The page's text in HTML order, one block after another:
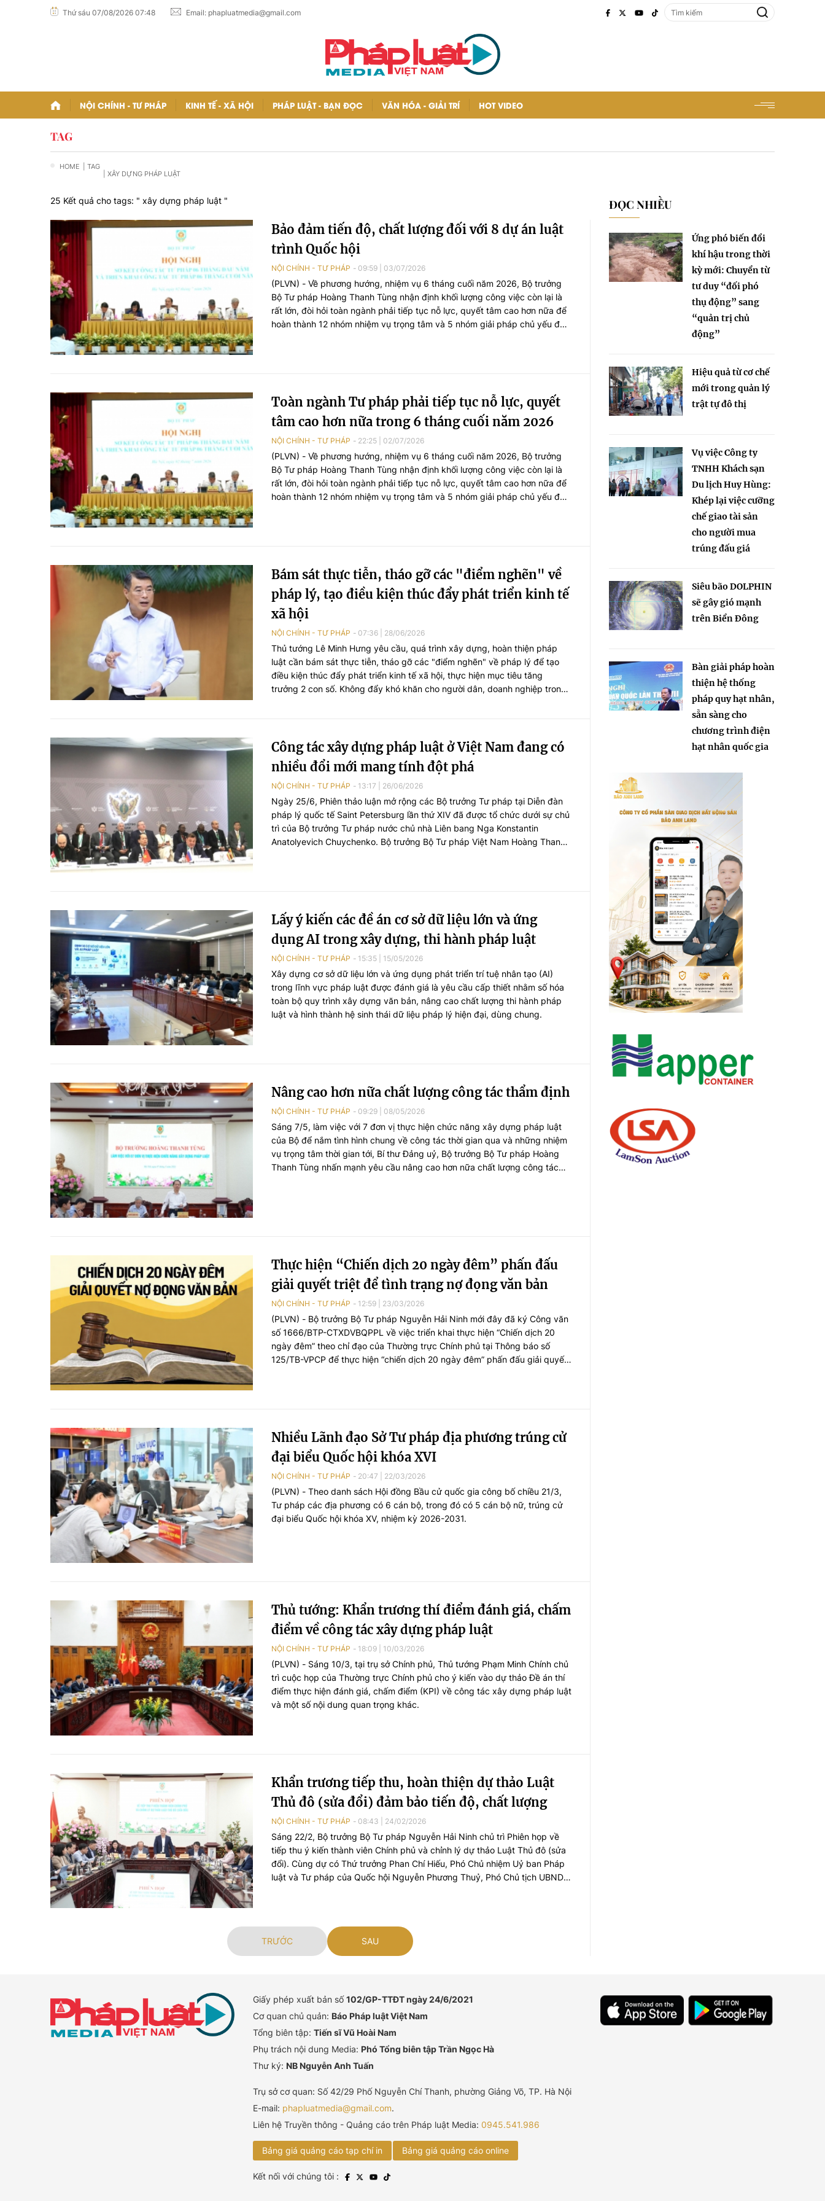
Thứ sáu 07/08/2026 07:48 Email: phapluatmedia@gmail.com
NỘI CHÍNH - TƯ PHÁP KINH TẾ - XÃ HỘI PHÁP LUẬT - BẠN ĐỌC VĂN HÓA - GIẢI TRÍ HOT VIDEO
TAG
HOME
| TAG
| XÂY DỰNG PHÁP LUẬT
25 Kết quả cho tags: " xây dựng pháp luật "
Bảo đảm tiến độ, chất lượng đối với 8 dự án luật
trình Quốc hội
NỘI CHÍNH - TƯ PHÁP 09:59 03/07/2026
(PLVN) - Về phương hướng, nhiệm vụ 6 tháng cuối năm 2026, Bộ trưởng
Bộ Tư pháp Hoàng Thanh Tùng nhận định khối lượng công việc còn lại là
rất lớn, đòi hỏi toàn ngành phải tiếp tục nỗ lực, quyết tâm cao hơn nữa để
hoàn thành 12 nhóm nhiệm vụ trọng tâm và 5 nhóm giải pháp chủ yếu đã
Toàn ngành Tư pháp phải tiếp tục nỗ lực, quyết
tâm cao hơn nữa trong 6 tháng cuối năm 2026
NỘI CHÍNH - TƯ PHÁP 22:25 02/07/2026
(PLVN) - Về phương hướng, nhiệm vụ 6 tháng cuối năm 2026, Bộ trưởng
Bộ Tư pháp Hoàng Thanh Tùng nhận định khối lượng công việc còn lại là
rất lớn, đòi hỏi toàn ngành phải tiếp tục nỗ lực, quyết tâm cao hơn nữa để
hoàn thành 12 nhóm nhiệm vụ trọng tâm và 5 nhóm giải pháp chủ yếu đã
Bám sát thực tiễn, tháo gỡ các "điểm nghẽn" về
pháp lý, tạo điều kiện thúc đẩy phát triển kinh tế
xã hội
NỘI CHÍNH - TƯ PHÁP 07:36 28/06/2026
Thủ tướng Lê Minh Hưng yêu cầu, quá trình xây dựng, hoàn thiện pháp
luật cần bám sát thực tiễn, tháo gỡ các "điểm nghẽn" về pháp lý để tạo
điều kiện thúc đẩy phát triển kinh tế xã hội, thực hiện mục tiêu tăng
trưởng 2 con số. Không đẩy khó khăn cho người dân, doanh nghiệp trong
Công tác xây dựng pháp luật ở Việt Nam đang có
nhiều đổi mới mang tính đột phá
NỘI CHÍNH - TƯ PHÁP 13:17 26/06/2026
Ngày 25/6, Phiên thảo luận mở rộng các Bộ trưởng Tư pháp tại Diễn đàn
pháp lý quốc tế Saint Petersburg lần thứ XIV đã được tổ chức dưới sự chủ
trì của Bộ trưởng Tư pháp nước chủ nhà Liên bang Nga Konstantin
Anatolyevich Chuychenko. Bộ trưởng Bộ Tư pháp Việt Nam Hoàng Thanh
Lấy ý kiến các đề án cơ sở dữ liệu lớn và ứng
dụng AI trong xây dựng, thi hành pháp luật
NỘI CHÍNH - TƯ PHÁP 15:35 15/05/2026
Xây dựng cơ sở dữ liệu lớn và ứng dụng phát triển trí tuệ nhân tạo (AI)
trong lĩnh vực pháp luật được đánh giá là yêu cầu cấp thiết nhằm số hóa
toàn bộ quy trình xây dựng văn bản, nâng cao chất lượng thi hành pháp
luật và hình thành hệ sinh thái dữ liệu pháp lý hiện đại, dùng chung.
Nâng cao hơn nữa chất lượng công tác thẩm định
NỘI CHÍNH - TƯ PHÁP 09:29 08/05/2026
Sáng 7/5, làm việc với 7 đơn vị thực hiện chức năng xây dựng pháp luật
của Bộ để nắm tình hình chung về công tác thời gian qua và những nhiệm
vụ trọng tâm thời gian tới, Bí thư Đảng uỷ, Bộ trưởng Bộ Tư pháp Hoàng
Thanh Tùng nhấn mạnh yêu cầu nâng cao hơn nữa chất lượng công tác
Thực hiện “Chiến dịch 20 ngày đêm” phấn đấu
giải quyết triệt để tình trạng nợ đọng văn bản
NỘI CHÍNH - TƯ PHÁP 12:59 23/03/2026
(PLVN) - Bộ trưởng Bộ Tư pháp Nguyễn Hải Ninh mới đây đã ký Công văn
số 1666/BTP-CTXDVBQPPL về việc triển khai thực hiện “Chiến dịch 20
ngày đêm” theo chỉ đạo của Thường trực Chính phủ tại Thông báo số
125/TB-VPCP để thực hiện “chiến dịch 20 ngày đêm” phấn đấu giải quyết
Nhiều Lãnh đạo Sở Tư pháp địa phương trúng cử
đại biểu Quốc hội khóa XVI
NỘI CHÍNH - TƯ PHÁP 20:47 22/03/2026
(PLVN) - Theo danh sách Hội đồng Bầu cử quốc gia công bố chiều 21/3,
Tư pháp các địa phương có 6 cán bộ, trong đó có 5 cán bộ nữ, trúng cử
đại biểu Quốc hội khóa XV, nhiệm kỳ 2026-2031.
Thủ tướng: Khẩn trương thí điểm đánh giá, chấm
điểm về công tác xây dựng pháp luật
NỘI CHÍNH - TƯ PHÁP 18:09 10/03/2026
(PLVN) - Sáng 10/3, tại trụ sở Chính phủ, Thủ tướng Phạm Minh Chính chủ
trì cuộc họp của Thường trực Chính phủ cho ý kiến vào dự thảo Đề án thí
điểm thực hiện đánh giá, chấm điểm (KPI) về công tác xây dựng pháp luật
và một số nội dung quan trọng khác.
Khẩn trương tiếp thu, hoàn thiện dự thảo Luật
Thủ đô (sửa đổi) đảm bảo tiến độ, chất lượng
NỘI CHÍNH - TƯ PHÁP 08:43 24/02/2026
Sáng 22/2, Bộ trưởng Bộ Tư pháp Nguyễn Hải Ninh chủ trì Phiên họp về
tiếp thu ý kiến thành viên Chính phủ và chỉnh lý dự thảo Luật Thủ đô (sửa
đổi). Cùng dự có Thứ trưởng Phan Chí Hiếu, Phó Chủ nhiệm Uỷ ban Pháp
luật và Tư pháp của Quốc hội Nguyễn Phương Thuỷ, Phó Chủ tịch UBND
TRƯỚC SAU
ĐỌC NHIỀU
Ứng phó biến đổi
khí hậu trong thời
kỳ mới: Chuyển từ
tư duy “đối phó
thụ động” sang
“quản trị chủ
động”
Hiệu quả từ cơ chế
mới trong quản lý
trật tự đô thị
Vụ việc Công ty
TNHH Khách sạn
Du lịch Huy Hùng:
Khép lại việc cưỡng
chế giao tài sản
cho người mua
trúng đấu giá
Siêu bão DOLPHIN
sẽ gây gió mạnh
trên Biển Đông
Bàn giải pháp hoàn
thiện hệ thống
pháp quy hạt nhân,
sẵn sàng cho
chương trình điện
hạt nhân quốc gia
Giấy phép xuất bản số102/GP-TTĐT ngày 24/6/2021
Cơ quan chủ quản: Báo Pháp luật Việt Nam
Tổng biên tập: Tiến sĩ Vũ Hoài Nam
Phụ trách nội dung Media: Phó Tổng biên tập Trần Ngọc Hà
Thư ký: NB Nguyễn Anh Tuấn
Trụ sở cơ quan: Số 42/29 Phố Nguyễn Chí Thanh, phường Giảng Võ, TP. Hà Nội
E-mail: phapluatmedia@gmail.com.
Liên hệ Truyền thông - Quảng cáo trên Pháp luật Media: 0945.541.986
Bảng giá quảng cáo tạp chí in Bảng giá quảng cáo online
Kết nối với chúng tôi :